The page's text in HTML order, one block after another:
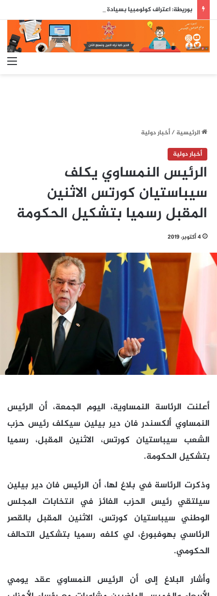
الرئيسية/أخبار دولية
أخبار دولية
الرئيس النمساوي يكلف
سيباستيان كورتس الاثنين
المقبل رسميا بتشكيل الحكومة
4 أكتوبر، 2019
أعلنت الرئاسة النمساوية، اليوم الجمعة، أن الرئيس
النمساوي ألكسندر فان دير بيلين سيكلف رئيس حزب
الشعب سيباستيان كورتس، الاثنين المقبل، رسميا
بتشكيل الحكومة.
وذكرت الرئاسة في بلاغ لها، أن الرئيس فان دير بيلين
سيلتقي رئيس الحزب الفائز في انتخابات المجلس
الوطني سيباستيان كورتس، الاثنين المقبل بالقصر
الرئاسي بهوفبورغ، لي كلفه رسميا بتشكيل التحالف
الحكومي.
وأشار البلاغ إلى أن الرئيس النمساوي عقد يومي